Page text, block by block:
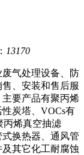
13170
气处理设备、防
、安装和售后服
要产品有聚丙烯
炭塔、VOCs有
丙烯真空抽滤
换热器、通风管
其它化工耐腐蚀